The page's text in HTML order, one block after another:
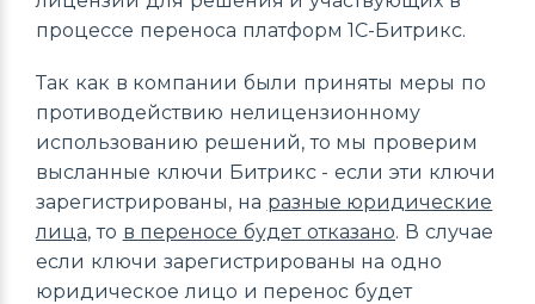
процессе переноса платформ 1С-Битрикс.
Так как в компании были приняты меры по
противодействию нелицензионному
использованию решений, то мы проверим
высланные ключи Битрикс - если эти ключи
зарегистрированы, на разные юридические
лица, то в переносе будет отказано. В случае
если ключи зарегистрированы на одно
юридическое лицо и перенос будет